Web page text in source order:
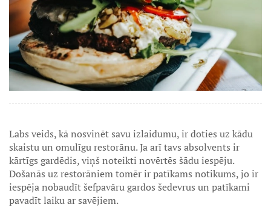
Labs veids, kā nosvinēt savu izlaidumu, ir doties uz kādu
skaistu un omulīgu restorānu. Ja arī tavs absolvents ir
kārtīgs gardēdis, viņš noteikti novērtēs šādu iespēju.
Došanās uz restorāniem tomēr ir patīkams notikums, jo ir
iespēja nobaudīt šefpavāru gardos šedevrus un patīkami
pavadīt laiku ar savējiem.